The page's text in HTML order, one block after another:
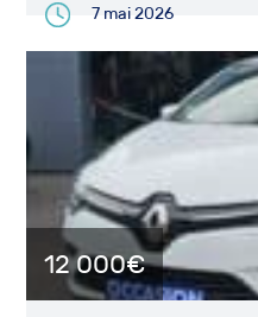
7 mai 2026
12 000€